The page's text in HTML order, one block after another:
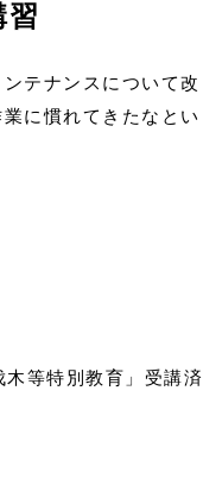
習
テナンスについて改
に慣れてきたなとい
等特別教育」受講済